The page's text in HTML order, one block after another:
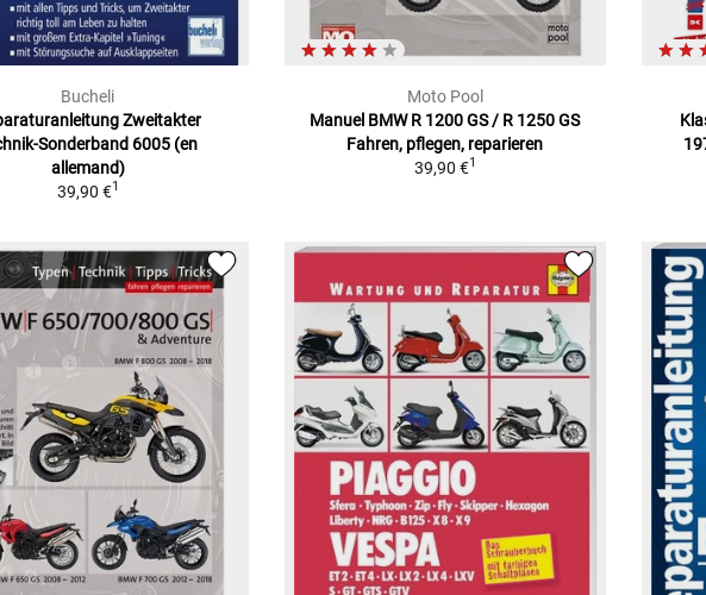
Bucheli
Zweitakter
Sonderband 6005 (en
allemand)
39,90 €1
Moto Pool
Manuel BMW R 1200 GS / R 1250 GS
Fahren, pflegen, reparieren
39,90 €1